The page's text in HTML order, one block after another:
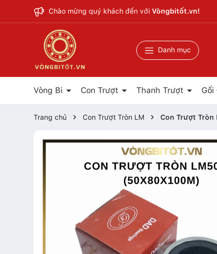
Chào mừng quý khách đến với Vòngbitốt.vn!
Danh mục
Vòng Bi Con Trượt Thanh Trượt Gối
Trang chủ Con Trượt Tròn LM Con Trượt Tròn